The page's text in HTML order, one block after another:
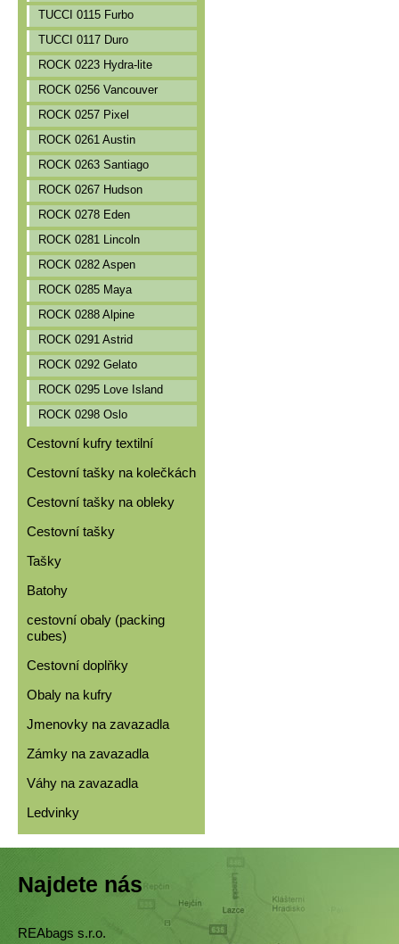
TUCCI 0115 Furbo
TUCCI 0117 Duro
ROCK 0223 Hydra-lite
ROCK 0256 Vancouver
ROCK 0257 Pixel
ROCK 0261 Austin
ROCK 0263 Santiago
ROCK 0267 Hudson
ROCK 0278 Eden
ROCK 0281 Lincoln
ROCK 0282 Aspen
ROCK 0285 Maya
ROCK 0288 Alpine
ROCK 0291 Astrid
ROCK 0292 Gelato
ROCK 0295 Love Island
ROCK 0298 Oslo
Cestovní kufry textilní
Cestovní tašky na kolečkách
Cestovní tašky na obleky
Cestovní tašky
Tašky
Batohy
cestovní obaly (packing
cubes)
Cestovní doplňky
Obaly na kufry
Jmenovky na zavazadla
Zámky na zavazadla
Váhy na zavazadla
Ledvinky
Najdete nás
REAbags s.r.o.